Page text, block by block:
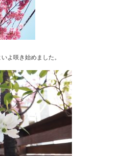
よ咲き始めました。